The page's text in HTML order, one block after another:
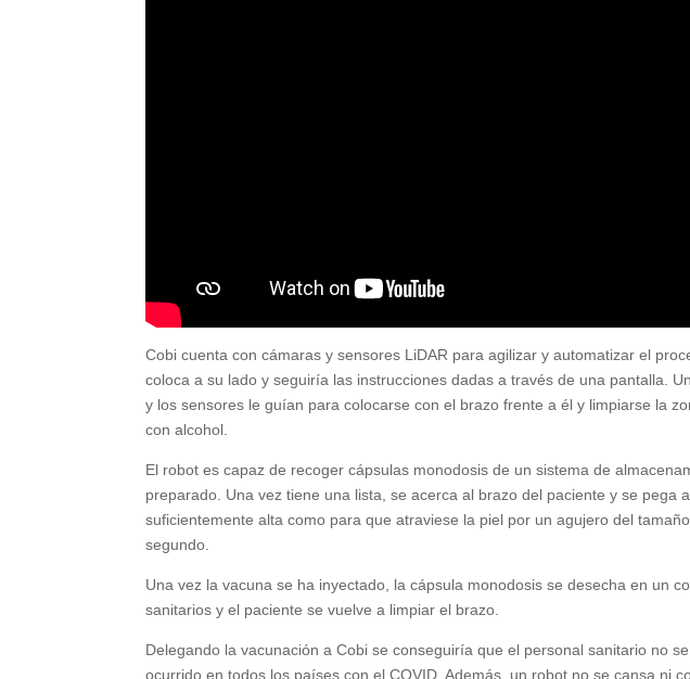
Cobi cuenta con cámaras y sensores LiDAR para agilizar y automatizar el
coloca a su lado y seguiría las instrucciones dadas a través de una pantalla.
y los sensores le guían para colocarse con el brazo frente a él y limpiarse la
con alcohol.
El robot es capaz de recoger cápsulas monodosis de un sistema de
preparado. Una vez tiene una lista, se acerca al brazo del paciente y se pega
suficientemente alta como para que atraviese la piel por un agujero del
segundo.
Una vez la vacuna se ha inyectado, la cápsula monodosis se desecha en un
sanitarios y el paciente se vuelve a limpiar el brazo.
Delegando la vacunación a Cobi se conseguiría que el personal sanitario no
ocurrido en todos los países con el COVID. Además, un robot no se cansa ni